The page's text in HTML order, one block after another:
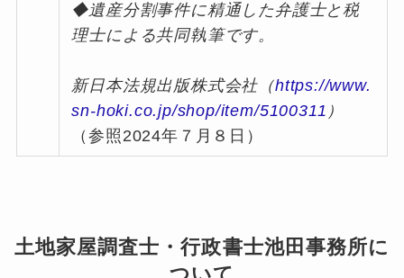
◆遺産分割事件に精通した弁護士と税
理士による共同執筆です。
新日本法規出版株式会社（https://www.
sn-hoki.co.jp/shop/item/5100311 ）
（参照2024年７月８日）
土地家屋調査士・行政書士池田事務所に